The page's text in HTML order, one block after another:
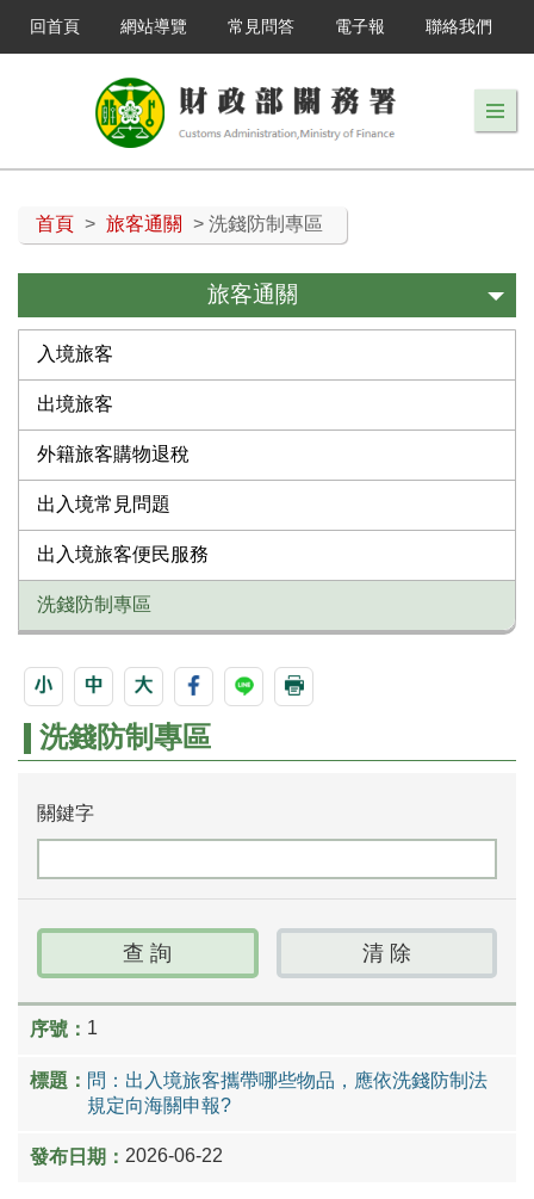
回首頁 網站導覽 常見問答 電子報 聯絡我們
首頁 > 旅客通關 > 洗錢防制專區
旅客通關
入境旅客
出境旅客
外籍旅客購物退稅
出入境常見問題
出入境旅客便民服務
洗錢防制專區
洗錢防制專區
關鍵字
1
問：出入境旅客攜帶哪些物品，應依洗錢防制法
規定向海關申報?
2026-06-22